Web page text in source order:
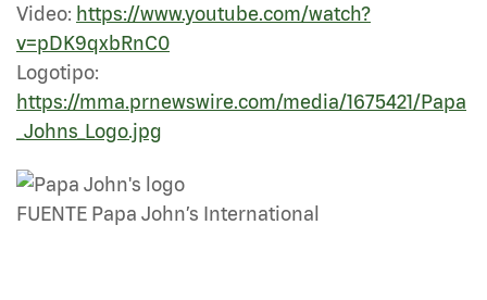
Video: https://www.youtube.com/watch?
v=pDK9qxbRnC0
Logotipo:
https://mma.prnewswire.com/media/1675421/Papa
_Johns_Logo.jpg
FUENTE Papa John’s International